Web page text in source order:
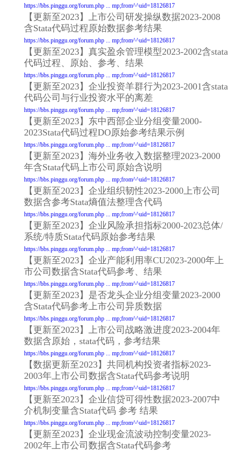
https://bbs.pinggu.org/forum.php ... mp;from^^uid=18126817
【更新至2023】上市公司研发操纵数据2023-2008
含Stata代码过程原始数据参考结果
https://bbs.pinggu.org/forum.php ... mp;from^^uid=18126817
【更新至2023】真实盈余管理模型2023-2002含stata
代码过程、原始、参考、结果
https://bbs.pinggu.org/forum.php ... mp;from^^uid=18126817
【更新至2023】企业投资羊群行为2023-2001含stata
代码公司与行业投资水平的离差
https://bbs.pinggu.org/forum.php ... mp;from^^uid=18126817
【更新至2023】东中西部企业分组变量2000-
2023Stata代码过程DO原始参考结果示例
https://bbs.pinggu.org/forum.php ... mp;from^^uid=18126817
【更新至2023】海外业务收入数据整理2023-2000
年含Stata代码上市公司原始含说明
https://bbs.pinggu.org/forum.php ... mp;from^^uid=18126817
【更新至2023】企业组织韧性2023-2000上市公司
数据含参考Stata熵值法整理含代码
https://bbs.pinggu.org/forum.php ... mp;from^^uid=18126817
【更新至2023】企业风险承担指标2000-2023总体/
系统/特质Stata代码原始参考结果
https://bbs.pinggu.org/forum.php ... mp;from^^uid=18126817
【更新至2023】企业产能利用率CU2023-2000年上
市公司数据含Stata代码参考、结果
https://bbs.pinggu.org/forum.php ... mp;from^^uid=18126817
【更新至2023】是否龙头企业分组变量2023-2000
含Stata代码参考上市公司异质数据
https://bbs.pinggu.org/forum.php ... mp;from^^uid=18126817
【更新至2023】上市公司战略激进度2023-2004年
数据含原始，stata代码，参考结果
https://bbs.pinggu.org/forum.php ... mp;from^^uid=18126817
【数据更新至2023】共同机构投资者指标2023-
2003年上市公司数据含Stata代码参考说明
https://bbs.pinggu.org/forum.php ... mp;from^^uid=18126817
【更新至2023】企业信贷可得性数据2023-2007中
介机制变量含Stata代码 参考 结果
https://bbs.pinggu.org/forum.php ... mp;from^^uid=18126817
【更新至2023】企业现金流波动控制变量2023-
2002年上市公司数据含Stata代码参考